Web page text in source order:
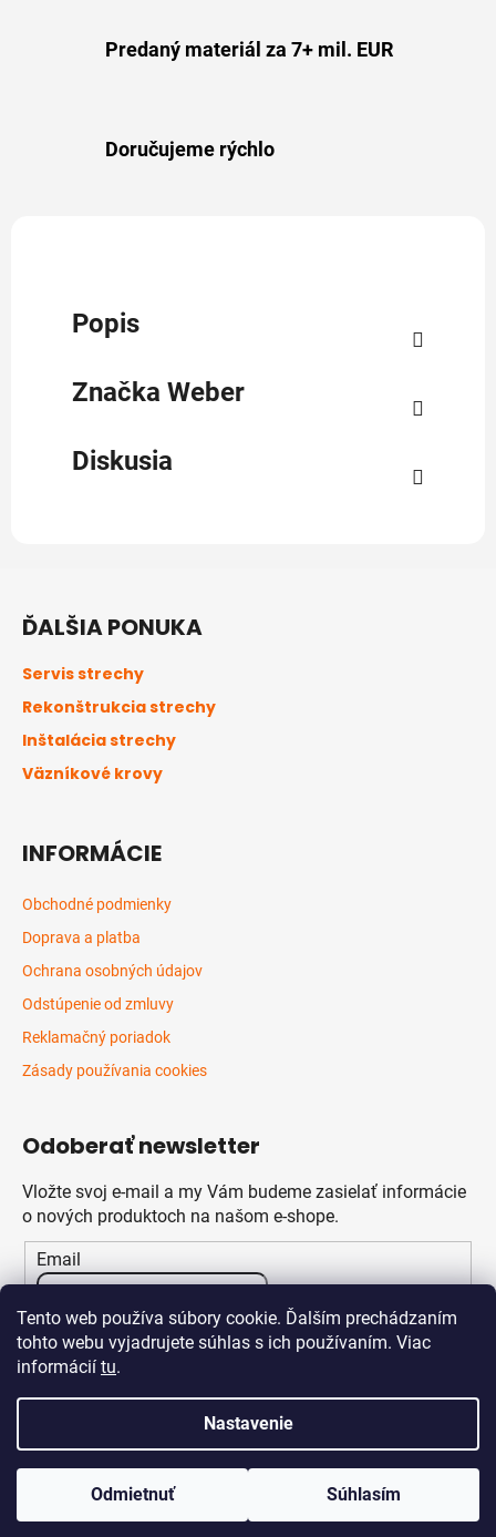
Tento web používa súbory cookie. Ďalším prechádzaním
tohto webu vyjadrujete súhlas s ich používaním. Viac
informácií tu.
Nastavenie
Odmietnuť Súhlasím
Predaný materiál za 7+ mil. EUR
Doručujeme rýchlo
Popis
Značka Weber
Diskusia
ĎALŠIA PONUKA
Servis strechy
Rekonštrukcia strechy
Inštalácia strechy
Väzníkové krovy
INFORMÁCIE
Obchodné podmienky
Doprava a platba
Ochrana osobných údajov
Odstúpenie od zmluvy
Reklamačný poriadok
Zásady používania cookies
Odoberať newsletter
Vložte svoj e-mail a my Vám budeme zasielať informácie
o nových produktoch na našom e-shope.
Email
Vložením e-mailu súhlasíte spodmienkami ochrany
osobných údajov
PRIHLÁSIŤ SA
Copyright 2026Klikstav.sk. Všetky práva vyhradené.